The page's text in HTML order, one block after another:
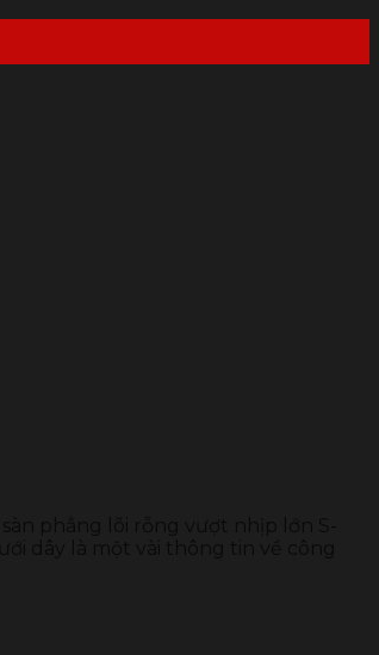
phẳng lõi rỗng vượt nhịp lớn S-
dây là một vài thông tin về công